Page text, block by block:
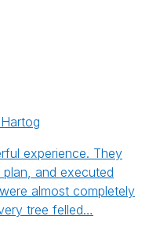
experience. They
and executed
almost completely
tree felled…